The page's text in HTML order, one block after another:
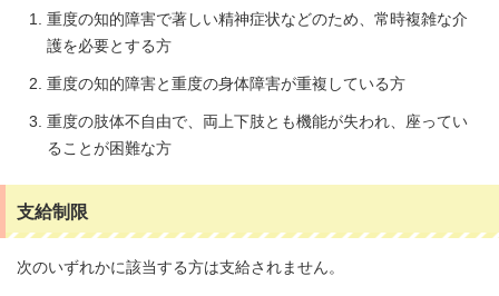
重度の知的障害で著しい精神症状などのため、常時複雑な介
護を必要とする方
重度の知的障害と重度の身体障害が重複している方
重度の肢体不自由で、両上下肢とも機能が失われ、座ってい
ることが困難な方
支給制限
次のいずれかに該当する方は支給されません。